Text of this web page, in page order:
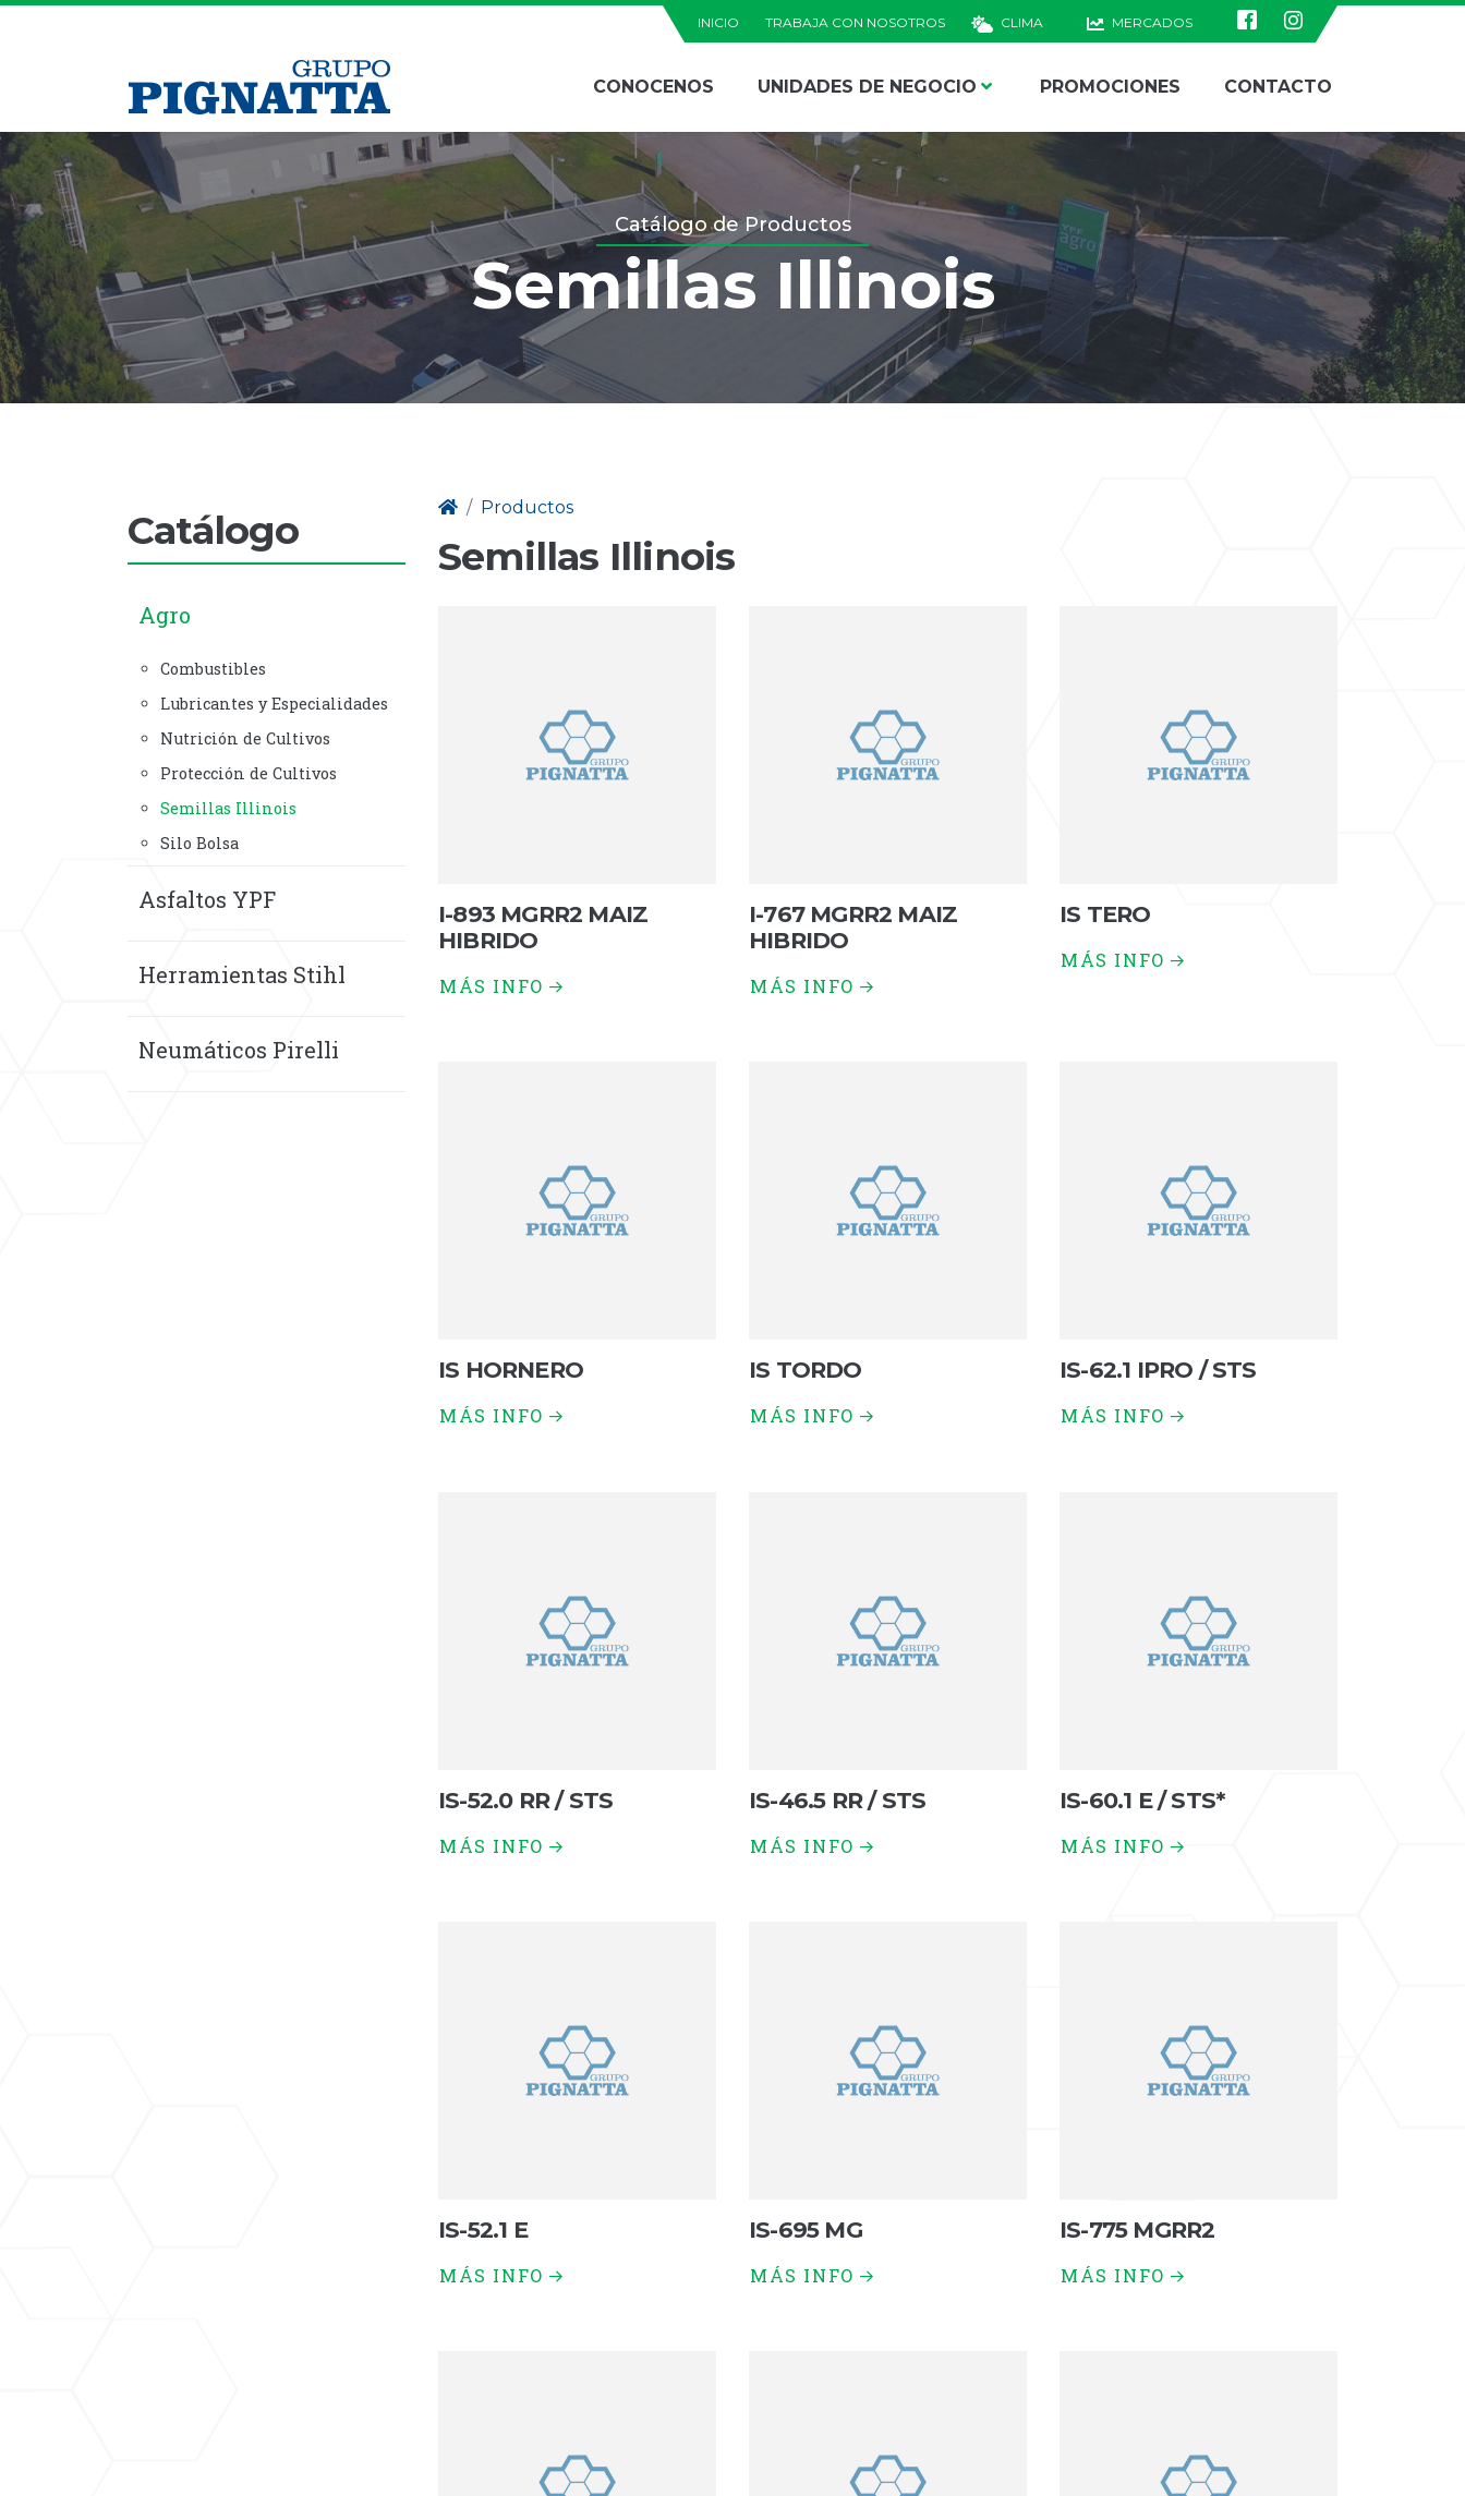
INICIO TRABAJA CON NOSOTROS CLIMA MERCADOS
Grupo Pignatta
CONOCENOS UNIDADES DE NEGOCIO
Estaciones de
servicio
YPF Autopista – Córdoba a Rosario
YPF Autopista – Rosario a Córdoba
Axión Energy Río Segundo
YPF Pilar
PROMOCIONES CONTACTO
Catálogo de Productos
Semillas Illinois
Catálogo
Agro
Combustibles
Lubricantes y Especialidades
Nutrición de Cultivos
Protección de Cultivos
Semillas Illinois
Silo Bolsa
Asfaltos YPF
Herramientas Stihl
Neumáticos Pirelli
Productos
Semillas Illinois
I-893 MGRR2 MAIZ
HIBRIDO
MÁS INFO
I-767 MGRR2 MAIZ
HIBRIDO
MÁS INFO
IS TERO
MÁS INFO
IS HORNERO
MÁS INFO
IS TORDO
MÁS INFO
IS-62.1 IPRO / STS
MÁS INFO
IS-52.0 RR / STS
MÁS INFO
IS-46.5 RR / STS
MÁS INFO
IS-60.1 E / STS*
MÁS INFO
IS-52.1 E
MÁS INFO
IS-695 MG
MÁS INFO
IS-775 MGRR2
MÁS INFO